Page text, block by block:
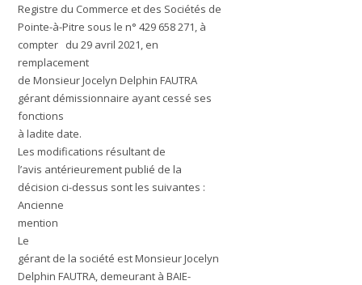
Registre du Commerce et des Sociétés de
Pointe-à-Pitre sous le n° 429 658 271, à
compter du 29 avril 2021, en
remplacement
de Monsieur Jocelyn Delphin FAUTRA
gérant démissionnaire ayant cessé ses
fonctions
à ladite date.
Les modifications résultant de
l’avis antérieurement publié de la
décision ci-dessus sont les suivantes :
Ancienne
mention
Le
gérant de la société est Monsieur Jocelyn
Delphin FAUTRA, demeurant à BAIE-